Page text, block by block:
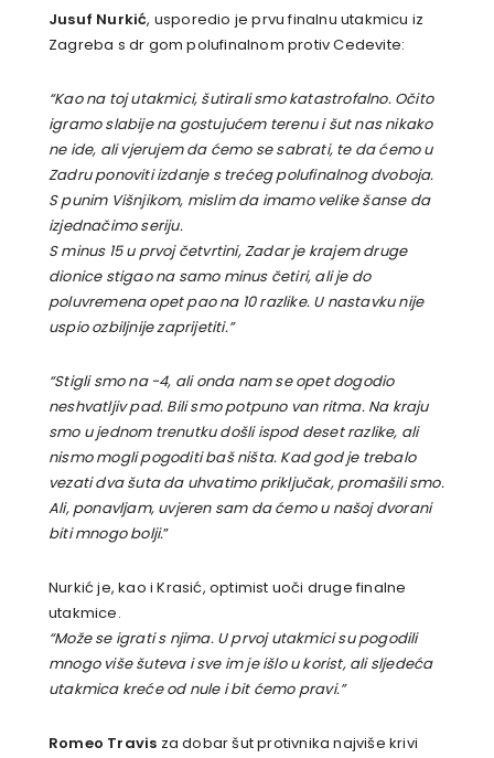
Jusuf Nurkić, usporedio je prvu finalnu utakmicu iz
Zagreba s dr gom polufinalnom protiv Cedevite:
“Kao na toj utakmici, šutirali smo katastrofalno. Očito
igramo slabije na gostujućem terenu i šut nas nikako
ne ide, ali vjerujem da ćemo se sabrati, te da ćemo u
Zadru ponoviti izdanje s trećeg polufinalnog dvoboja.
S punim Višnjikom, mislim da imamo velike šanse da
izjednačimo seriju.
S minus 15 u prvoj četvrtini, Zadar je krajem druge
dionice stigao na samo minus četiri, ali je do
poluvremena opet pao na 10 razlike. U nastavku nije
uspio ozbiljnije zaprijetiti.”
“Stigli smo na -4, ali onda nam se opet dogodio
neshvatljiv pad. Bili smo potpuno van ritma. Na kraju
smo u jednom trenutku došli ispod deset razlike, ali
nismo mogli pogoditi baš ništa. Kad god je trebalo
vezati dva šuta da uhvatimo priključak, promašili smo.
Ali, ponavljam, uvjeren sam da ćemo u našoj dvorani
biti mnogo bolji.”
Nurkić je, kao i Krasić, optimist uoči druge finalne
utakmice.
“Može se igrati s njima. U prvoj utakmici su pogodili
mnogo više šuteva i sve im je išlo u korist, ali sljedeća
utakmica kreće od nule i bit ćemo pravi.”
Romeo Travis za dobar šut protivnika najviše krivi